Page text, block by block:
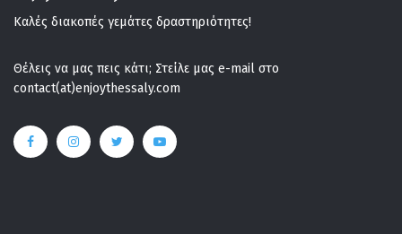
Καλές διακοπές γεμάτες δραστηριότητες!
Θέλεις να μας πεις κάτι; Στείλε μας e-mail στο
contact(at)enjoythessaly.com